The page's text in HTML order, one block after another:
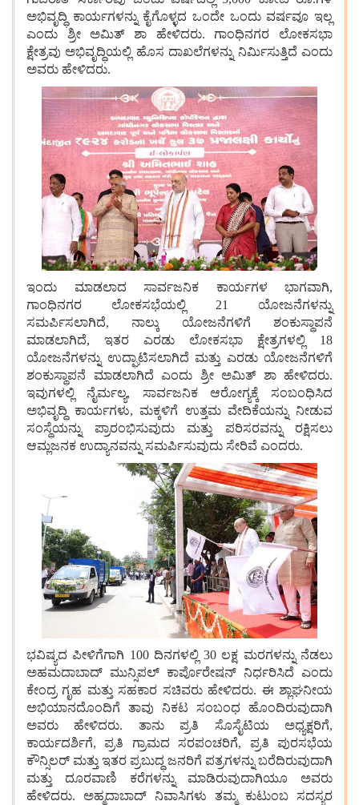
ಅಭಿವೃದ್ಧಿ ಕಾರ್ಯಗಳನ್ನು ಕೈಗೊಳ್ಳದ ಒಂದೇ ಒಂದು ವರ್ಷವೂ ಇಲ್ಲ
ಎಂದು
ಶ್ರೀ ಅಮಿತ್ ಶಾ ಹೇಳಿದರು. ಗಾಂಧಿನಗರ
ಲೋಕಸಭಾ
ಕ್ಷೇತ್ರವು ಅಭಿವೃದ್ಧಿಯಲ್ಲಿ ಹೊಸ ದಾಖಲೆಗಳನ್ನು ನಿರ್ಮಿಸುತ್ತಿದೆ ಎಂದು
ಅವರು ಹೇಳಿದರು.
ಇಂದು ಮಾಡಲಾದ ಸಾರ್ವಜನಿಕ ಕಾರ್ಯಗಳ
ಭಾಗವಾಗಿ,
ಗಾಂಧಿನಗರ
ಲೋಕಸಭೆಯಲ್ಲಿ 21 ಯೋಜನೆಗಳನ್ನು
ಸಮರ್ಪಿಸಲಾಗಿದೆ, ನಾಲ್ಕು
ಯೋಜನೆಗಳಿಗೆ
ಶಂಕುಸ್ಥಾಪನೆ
ಮಾಡಲಾಗಿದೆ, ಇತರ
ಎರಡು ಲೋಕಸಭಾ
ಕ್ಷೇತ್ರಗಳಲ್ಲಿ 18
ಯೋಜನೆಗಳನ್ನು ಉದ್ಘಾಟಿಸಲಾಗಿದೆ ಮತ್ತು ಎರಡು ಯೋಜನೆಗಳಿಗೆ
ಶಂಕುಸ್ಥಾಪನೆ
ಮಾಡಲಾಗಿದೆ ಎಂದು ಶ್ರೀ ಅಮಿತ್ ಶಾ
ಹೇಳಿದರು.
ಇವುಗಳಲ್ಲಿ
ನೈರ್ಮಲ್ಯ, ಸಾರ್ವಜನಿಕ ಆರೋಗ್ಯಕ್ಕೆ
ಸಂಬಂಧಿಸಿದ
ಅಭಿವೃದ್ಧಿ
ಕಾರ್ಯಗಳು, ಮಕ್ಕಳಿಗೆ ಉತ್ತಮ ವೇದಿಕೆಯನ್ನು ನೀಡುವ
ಸಂಸ್ಥೆಯನ್ನು
ಪ್ರಾರಂಭಿಸುವುದು ಮತ್ತು ಪರಿಸರವನ್ನು
ರಕ್ಷಿಸಲು
ಆಮ್ಲಜನಕ ಉದ್ಯಾನವನ್ನು ಸಮರ್ಪಿಸುವುದು ಸೇರಿವೆ ಎಂದರು.
ಭವಿಷ್ಯದ ಪೀಳಿಗೆಗಾಗಿ 100 ದಿನಗಳಲ್ಲಿ 30 ಲಕ್ಷ ಮರಗಳನ್ನು ನೆಡಲು
ಅಹಮದಾಬಾದ್ ಮುನ್ಸಿಪಲ್ ಕಾರ್ಪೊರೇಷನ್ ನಿರ್ಧರಿಸಿದೆ ಎಂದು
ಕೇಂದ್ರ ಗೃಹ ಮತ್ತು ಸಹಕಾರ ಸಚಿವರು ಹೇಳಿದರು. ಈ ಶ್ಲಾಘನೀಯ
ಅಭಿಯಾನದೊಂದಿಗೆ
ತಾವು ನಿಕಟ ಸಂಬಂಧ
ಹೊಂದಿರುವುದಾಗಿ
ಅವರು
ಹೇಳಿದರು. ತಾನು ಪ್ರತಿ ಸೊಸೈಟಿಯ
ಅಧ್ಯಕ್ಷರಿಗೆ,
ಕಾರ್ಯದರ್ಶಿಗೆ, ಪ್ರತಿ
ಗ್ರಾಮದ ಸರಪಂಚರಿಗೆ, ಪ್ರತಿ
ಪುರಸಭೆಯ
ಕೌನ್ಸಿಲರ್ ಮತ್ತು ಇತರ ಪ್ರಬುದ್ಧ ಜನರಿಗೆ ಪತ್ರಗಳನ್ನು ಬರೆದಿರುವುದಾಗಿ
ಮತ್ತು
ದೂರವಾಣಿ ಕರೆಗಳನ್ನು
ಮಾಡಿರುವುದಾಗಿಯೂ ಅವರು
ಹೇಳಿದರು.
ಅಹ್ಮದಾಬಾದ್ ನಿವಾಸಿಗಳು ತಮ್ಮ ಕುಟುಂಬ ಸದಸ್ಯರ